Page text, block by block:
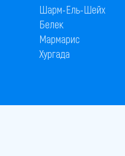
Шарм-Ель-Шейх
Белек
Мармарис
Хургада